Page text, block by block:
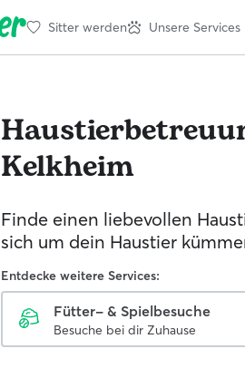
Sitter werden Unsere Services
Kelkheim
Finde einen liebevollen
sich um dein Haustier
Entdecke weitere Services:
Fütter- & Spielbesuche
Besuche bei dir Zuhause